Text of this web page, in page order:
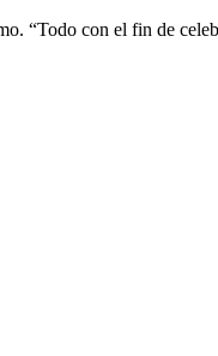
“Todo con el fin de